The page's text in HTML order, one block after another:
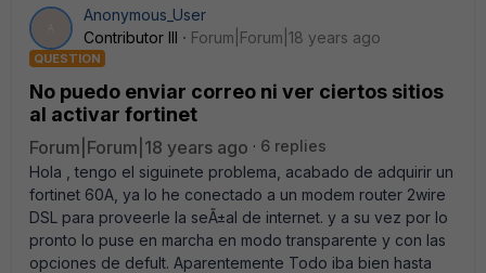
Anonymous_User
Contributor III
Forum|Forum|18 years ago
QUESTION
No puedo enviar correo ni ver ciertos sitios
al activar fortinet
Forum|Forum|18 years ago
6 replies
Hola , tengo el siguinete problema, acabado de adquirir un
fortinet 60A, ya lo he conectado a un modem router 2wire
DSL para proveerle la seÃ±al de internet. y a su vez por lo
pronto lo puse en marcha en modo transparente y con las
opciones de defult. Aparentemente Todo iba bien hasta